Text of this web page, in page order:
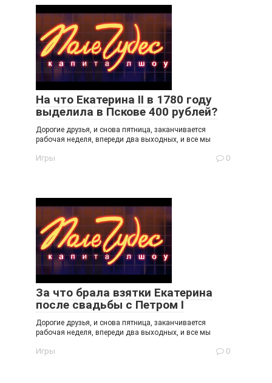
На что Екатерина II в 1780 году
выделила в Пскове 400 рублей?
Дорогие друзья, и снова пятница, заканчивается
рабочая неделя, впереди два выходных, и все мы
Игры 0
За что брала взятки Екатерина
после свадьбы с Петром I
Дорогие друзья, и снова пятница, заканчивается
рабочая неделя, впереди два выходных, и все мы
Игры 0